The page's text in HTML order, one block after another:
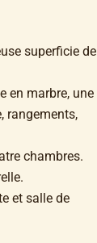
superficie de
en marbre, une
rangements,
chambres.
et salle de